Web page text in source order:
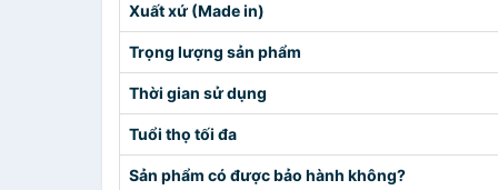
Xuất xứ (Made in)
Trọng lượng sản phẩm
Thời gian sử dụng
Tuổi thọ tối đa
Sản phẩm có được bảo hành không?